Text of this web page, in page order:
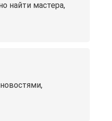
найти мастера,